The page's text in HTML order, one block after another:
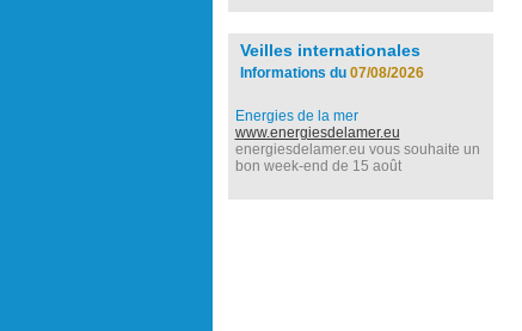
Veilles internationales
Informations du 07/08/2026
Energies de la mer
www.energiesdelamer.eu
energiesdelamer.eu vous souhaite un
bon week-end de 15 août